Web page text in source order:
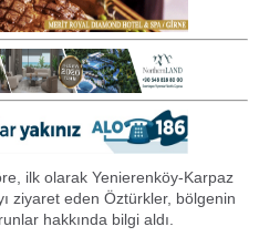
ilk olarak Yenierenköy-Karpaz
ziyaret eden Öztürkler, bölgenin
hakkında bilgi aldı.